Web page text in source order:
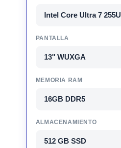
Intel Core Ultra 7 255U
PANTALLA
13" WUXGA
MEMORIA RAM
16GB DDR5
ALMACENAMIENTO
512 GB SSD